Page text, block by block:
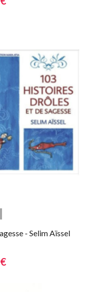
- Selim Aïssel